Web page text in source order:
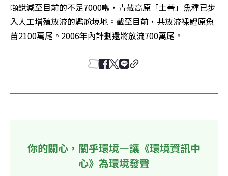
噸銳減至目前的不足7000噸，青藏高原「土著」魚種已步
入人工增殖放流的尷尬境地。截至目前，共放流裸鯉原魚
苗2100萬尾。2006年內計劃還將放流700萬尾。
你的關心，關乎環境—讓《環境資訊中
心》為環境發聲